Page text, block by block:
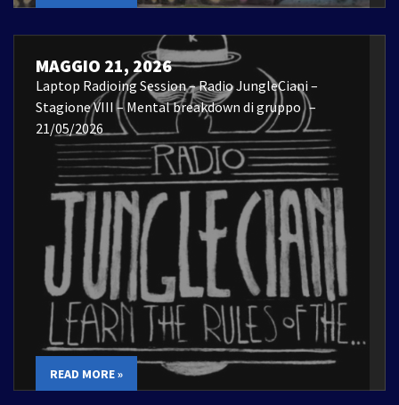
MAGGIO 21, 2026
Laptop Radioing Session – Radio JungleCiani –
Stagione VIII – Mental breakdown di gruppo –
21/05/2026
READ MORE »